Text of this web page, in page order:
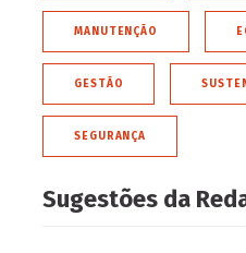
MANUTENÇÃO
GESTÃO
SEGURANÇA
Sugestões da